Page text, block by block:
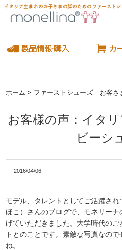
ホーム > ファーストシューズ お客さ
お客様の声：イタ
ビーシ
2016/04/06
モデル、タレントとしてご活躍さ
ほこ）さんのブログで、モネリー
げていただきました。大学時代の
トとのことです。素敵な写真なの
ね。